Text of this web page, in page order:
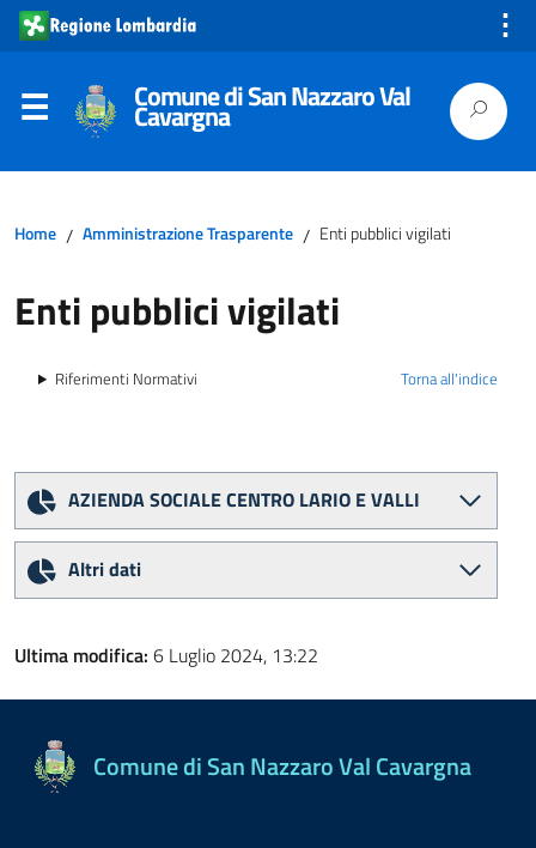
⋮
Comune di San Nazzaro Val
Cavargna
Home / Amministrazione Trasparente / Enti pubblici vigilati
Enti pubblici vigilati
Torna all'indice
Riferimenti Normativi
AZIENDA SOCIALE CENTRO LARIO E VALLI
Altri dati
Ultima modifica: 6 Luglio 2024, 13:22
Comune di San Nazzaro Val Cavargna